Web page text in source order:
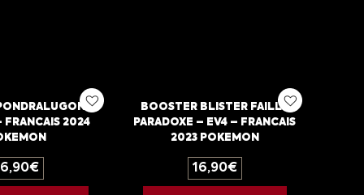
–
FRANCAIS 2024
€
BOOSTER BLISTER FAILLE
PARADOXE – EV4 – FRANCAIS
2023 POKEMON
16,90€